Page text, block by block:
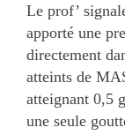
Le prof’
apporté une
directement
atteints de
atteignant 0,5
une seule